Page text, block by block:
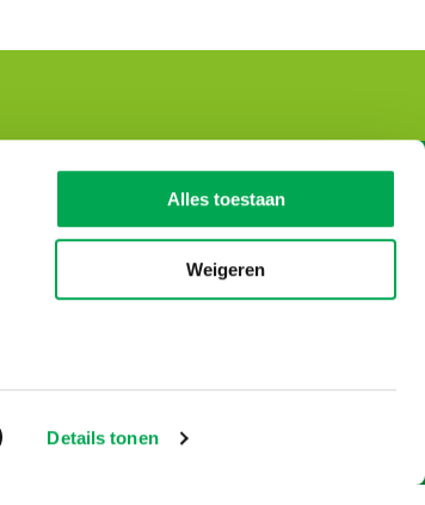
Details tonen
Alles toestaan
Weigeren
Dutch Environmental
Database